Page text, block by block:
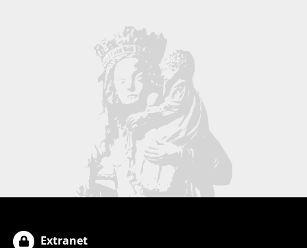
Extranet